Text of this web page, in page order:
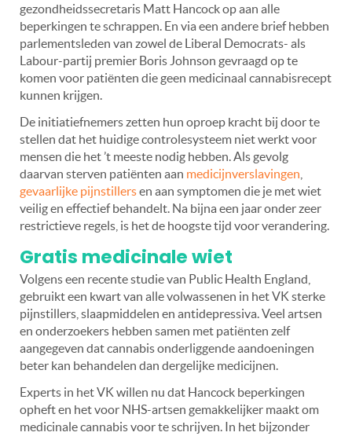
gezondheidssecretaris Matt Hancock op aan alle
beperkingen te schrappen. En via een andere brief hebben
parlementsleden van zowel de Liberal Democrats- als
Labour-partij premier Boris Johnson gevraagd op te
komen voor patiënten die geen medicinaal cannabisrecept
kunnen krijgen.
De initiatiefnemers zetten hun oproep kracht bij door te
stellen dat het huidige controlesysteem niet werkt voor
mensen die het ’t meeste nodig hebben. Als gevolg
daarvan sterven patiënten aan medicijnverslavingen
gevaarlijke pijnstillersen aan symptomen die je met wiet
veilig en effectief behandelt. Na bijna een jaar onder zeer
restrictieve regels, is het de hoogste tijd voor verandering.
Gratis medicinale wiet
Volgens een recente studie van Public Health England,
gebruikt een kwart van alle volwassenen in het VK sterke
pijnstillers, slaapmiddelen en antidepressiva. Veel artsen
en onderzoekers hebben samen met patiënten zelf
aangegeven dat cannabis onderliggende aandoeningen
beter kan behandelen dan dergelijke medicijnen.
Experts in het VK willen nu dat Hancock beperkingen
opheft en het voor NHS-artsen gemakkelijker maakt om
medicinale cannabis voor te schrijven. In het bijzonder